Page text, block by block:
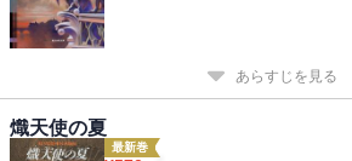
あらすじを見る
熾天使の夏
最新巻